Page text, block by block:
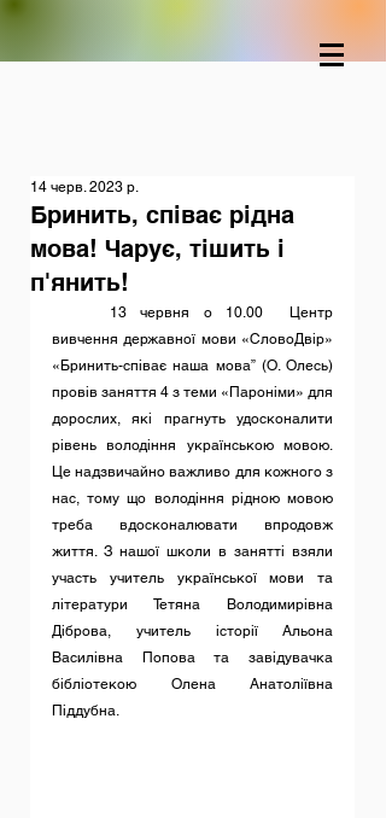
Бринить, співає рідна
мова! Чарує, тішить і
п'янить!
14 черв. 2023 р.
вивчення державної мови «СловоДвір»
«Бринить-співає наша мова” (О. Олесь)
провів заняття 4 з теми «Пароніми» для
дорослих, які прагнуть удосконалити
рівень володіння українською мовою.
Це надзвичайно важливо для кожного з
нас, тому що володіння рідною мовою
треба вдосконалювати впродовж
життя. З нашої школи в занятті взяли
участь учитель української мови та
літератури Тетяна Володимирівна
Діброва, учитель історії Альона
Василівна Попова та завідувачка
бібліотекою Олена Анатоліївна
Піддубна.